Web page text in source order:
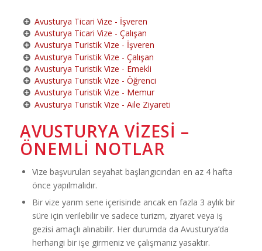
Avusturya Ticari Vize - İşveren
Avusturya Ticari Vize - Çalışan
Avusturya Turistik Vize - İşveren
Avusturya Turistik Vize - Çalışan
Avusturya Turistik Vize - Emekli
Avusturya Turistik Vize - Öğrenci
Avusturya Turistik Vize - Memur
Avusturya Turistik Vize - Aile Ziyareti
AVUSTURYA VIZESI –
ÖNEMLI NOTLAR
Vize başvuruları seyahat başlangıcından en az 4 hafta
önce yapılmalıdır.
Bir vize yarım sene içerisinde ancak en fazla 3 aylık bir
süre için verilebilir ve sadece turizm, ziyaret veya iş
gezisi amaçlı alınabilir. Her durumda da Avusturya’da
herhangi bir işe girmeniz ve çalışmanız yasaktır.